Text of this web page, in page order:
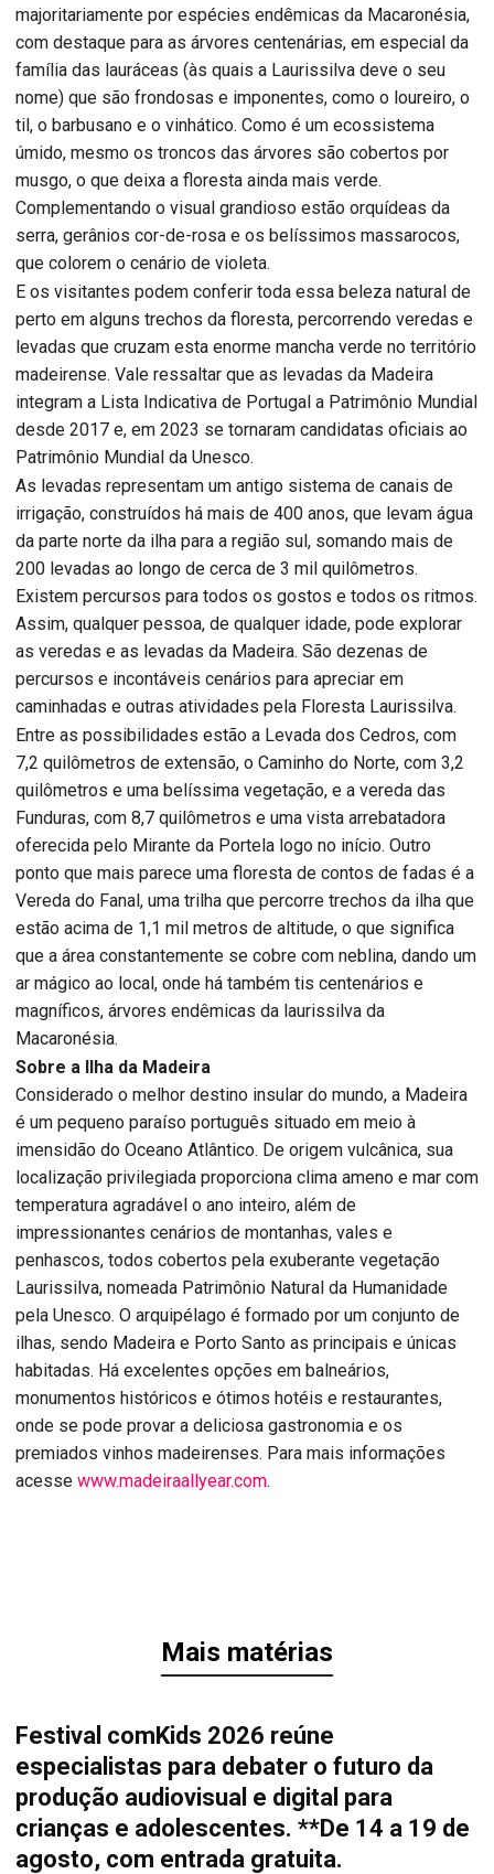
majoritariamente por espécies endêmicas da Macaronésia,
com destaque para as árvores centenárias, em especial da
família das lauráceas (às quais a Laurissilva deve o seu
nome) que são frondosas e imponentes, como o loureiro, o
til, o barbusano e o vinhático. Como é um ecossistema
úmido, mesmo os troncos das árvores são cobertos por
musgo, o que deixa a floresta ainda mais verde.
Complementando o visual grandioso estão orquídeas da
serra, gerânios cor-de-rosa e os belíssimos massarocos,
que colorem o cenário de violeta.
E os visitantes podem conferir toda essa beleza natural de
perto em alguns trechos da floresta, percorrendo veredas e
levadas que cruzam esta enorme mancha verde no território
madeirense. Vale ressaltar que as levadas da Madeira
integram a Lista Indicativa de Portugal a Patrimônio Mundial
desde 2017 e, em 2023 se tornaram candidatas oficiais ao
Patrimônio Mundial da Unesco.
As levadas representam um antigo sistema de canais de
irrigação, construídos há mais de 400 anos, que levam água
da parte norte da ilha para a região sul, somando mais de
200 levadas ao longo de cerca de 3 mil quilômetros.
Existem percursos para todos os gostos e todos os ritmos.
Assim, qualquer pessoa, de qualquer idade, pode explorar
as veredas e as levadas da Madeira. São dezenas de
percursos e incontáveis cenários para apreciar em
caminhadas e outras atividades pela Floresta Laurissilva.
Entre as possibilidades estão a Levada dos Cedros, com
7,2 quilômetros de extensão, o Caminho do Norte, com 3,2
quilômetros e uma belíssima vegetação, e a vereda das
Funduras, com 8,7 quilômetros e uma vista arrebatadora
oferecida pelo Mirante da Portela logo no início. Outro
ponto que mais parece uma floresta de contos de fadas é a
Vereda do Fanal, uma trilha que percorre trechos da ilha que
estão acima de 1,1 mil metros de altitude, o que significa
que a área constantemente se cobre com neblina, dando um
ar mágico ao local, onde há também tis centenários e
magníficos, árvores endêmicas da laurissilva da
Macaronésia.
Sobre a Ilha da Madeira
Considerado o melhor destino insular do mundo, a Madeira
é um pequeno paraíso português situado em meio à
imensidão do Oceano Atlântico. De origem vulcânica, sua
localização privilegiada proporciona clima ameno e mar com
temperatura agradável o ano inteiro, além de
impressionantes cenários de montanhas, vales e
penhascos, todos cobertos pela exuberante vegetação
Laurissilva, nomeada Patrimônio Natural da Humanidade
pela Unesco. O arquipélago é formado por um conjunto de
ilhas, sendo Madeira e Porto Santo as principais e únicas
habitadas. Há excelentes opções em balneários,
monumentos históricos e ótimos hotéis e restaurantes,
onde se pode provar a deliciosa gastronomia e os
premiados vinhos madeirenses. Para mais informações
acesse www.madeiraallyear.com.
Mais matérias
Festival comKids 2026 reúne
especialistas para debater o futuro da
produção audiovisual e digital para
crianças e adolescentes. **De 14 a 19 de
agosto, com entrada gratuita.